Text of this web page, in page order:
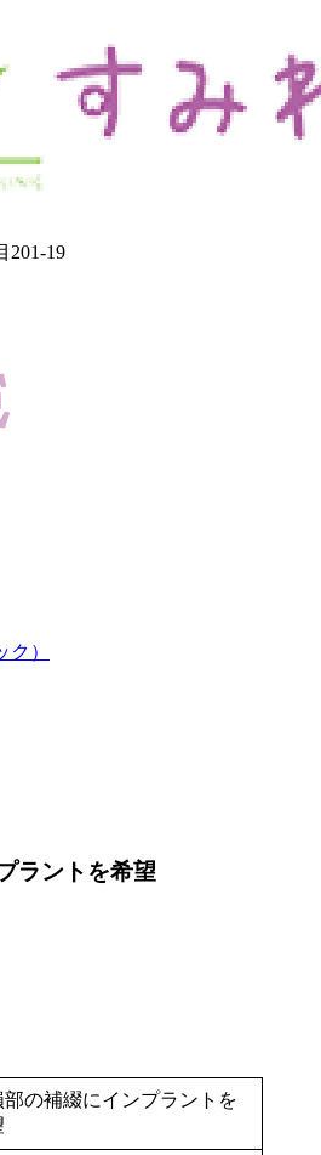
201-19
）
ラントを希望
部の補綴にインプラントを